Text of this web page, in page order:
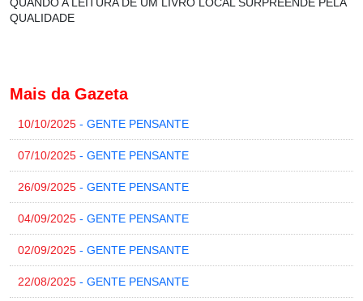
QUALIDADE
Mais da Gazeta
10/10/2025 - GENTE PENSANTE
07/10/2025 - GENTE PENSANTE
26/09/2025 - GENTE PENSANTE
04/09/2025 - GENTE PENSANTE
02/09/2025 - GENTE PENSANTE
22/08/2025 - GENTE PENSANTE